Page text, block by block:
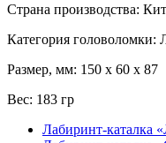
Страна производства:
Категория головоломки:
Размер, мм: 150 x 60 x 87
Вес: 183 гр
Лабиринт-каталка